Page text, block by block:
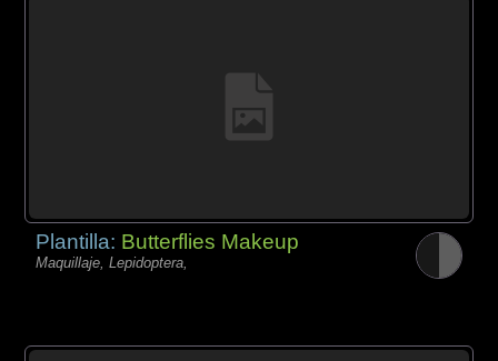
Plantilla: Butterflies Makeup
Maquillaje, Lepidoptera,